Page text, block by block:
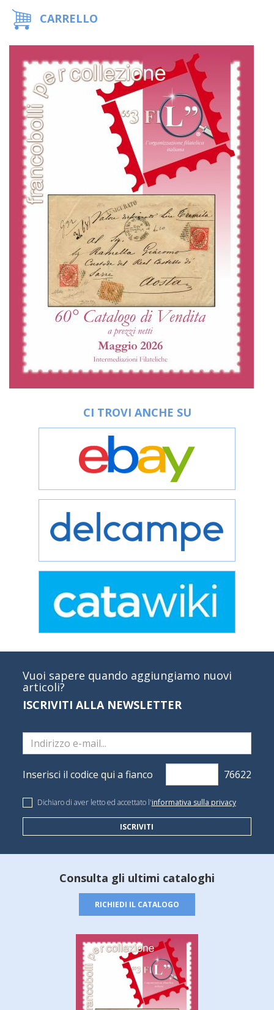
CARRELLO
CI TROVI ANCHE SU
Vuoi sapere quando aggiungiamo nuovi
articoli?
ISCRIVITI ALLA NEWSLETTER
Inserisci il codice qui a fianco
Dichiaro di aver letto ed accettato l'informativa sulla privacy
ISCRIVITI
Consulta gli ultimi cataloghi
RICHIEDI IL CATALOGO